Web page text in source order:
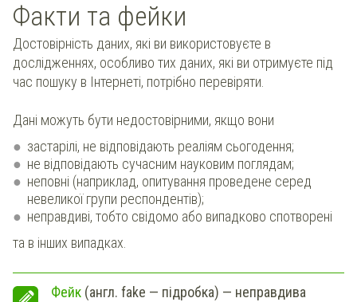
Факти та фейки
Достовірність даних, які ви використовуєте в
дослідженнях, особливо тих даних, які ви отримуєте під
час пошуку в Інтернеті, потрібно перевіряти.
Дані можуть бути недостовірними, якщо вони
застарілі, не відповідають реаліям сьогодення;
не відповідають сучасним науковим поглядам;
неповні (наприклад, опитування проведене серед
невеликої групи респондентів);
неправдиві, тобто свідомо або випадково спотворені
та в інших випадках.
Фейк (англ. fake — підробка) — неправдива